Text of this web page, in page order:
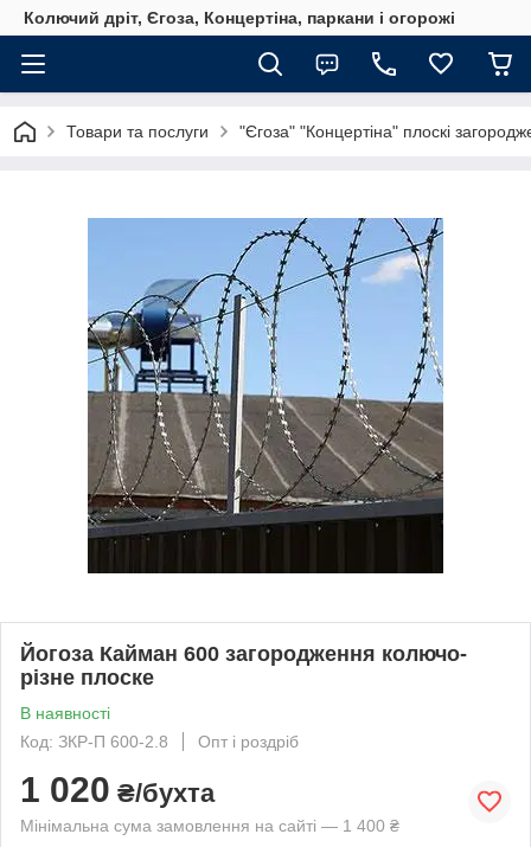
Колючий дріт, Єгоза, Концертіна, паркани і огорожі
Товари та послуги "Єгоза" "Концертіна" плоскі
Йогоза Кайман 600 загородження колючо-
різне плоске
В наявності
Код: ЗКР-П 600-2.8
Опт і роздріб
1 020 ₴/бухта
Мінімальна сума замовлення на сайті — 1 400 ₴